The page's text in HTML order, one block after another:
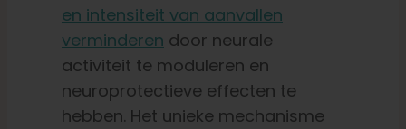
en intensiteit van aanvallen
verminderen door neurale
activiteit te moduleren en
neuroprotectieve effecten te
hebben. Het unieke mechanisme